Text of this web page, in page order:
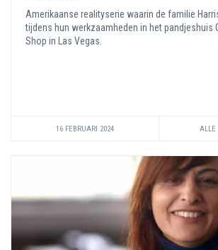
Amerikaanse realityserie waarin de familie
tijdens hun werkzaamheden in het pandjeshuis
Shop in Las Vegas.
16 FEBRUARI 2024 ALLE